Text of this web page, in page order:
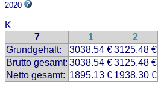
2020
K
.. 7 .. 1 2
Grundgehalt:
3038.54 €3125.48 €
Brutto gesamt: 3038.54 €3125.48 €
Netto gesamt: 1895.13 € 1938.30 €